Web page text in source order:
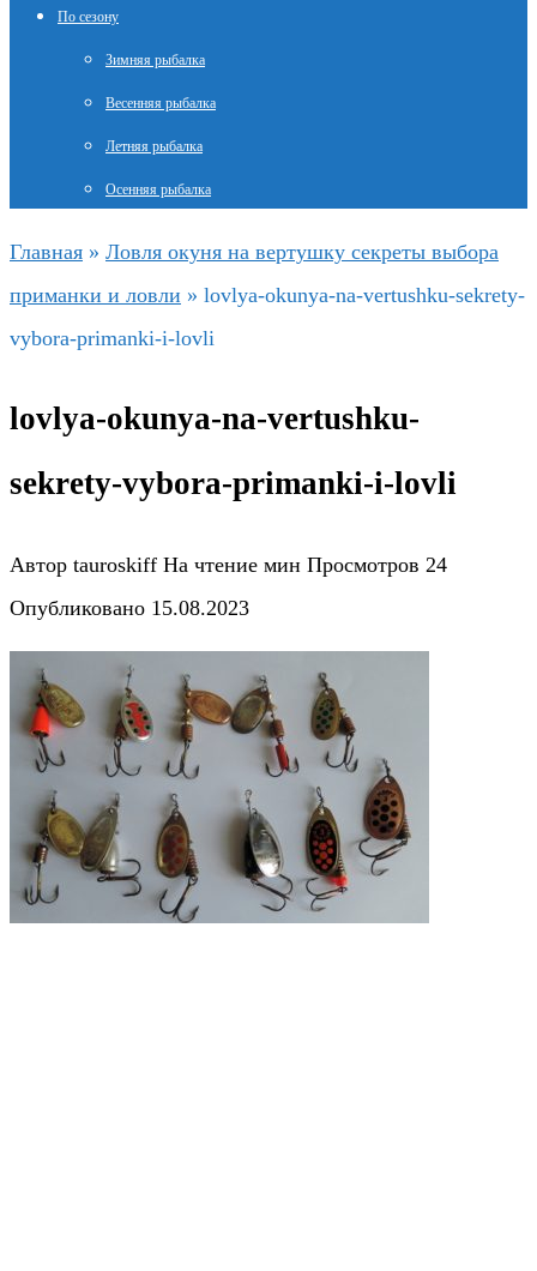
По сезону
Зимняя рыбалка
Весенняя рыбалка
Летняя рыбалка
Осенняя рыбалка
Главная » Ловля окуня на вертушку секреты выбора
приманки и ловли » lovlya-okunya-na-vertushku-sekrety-
vybora-primanki-i-lovli
lovlya-okunya-na-vertushku-
sekrety-vybora-primanki-i-lovli
Автор tauroskiff На чтение мин Просмотров 24
Опубликовано 15.08.2023